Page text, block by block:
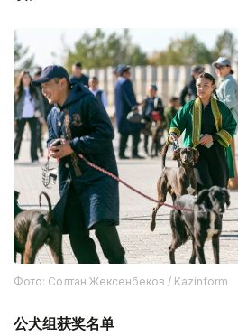
Фото: Солтан Жексенбеков / Kazinform
公犬组获奖名单